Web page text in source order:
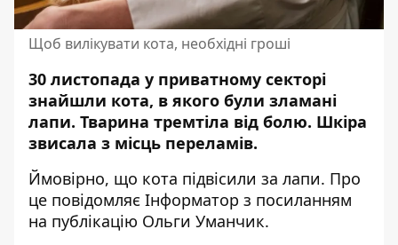
Щоб вилікувати кота, необхідні гроші
30 листопада у приватному секторі
знайшли кота, в якого були зламані
лапи. Тварина тремтіла від болю. Шкіра
звисала з місць переламів.
Ймовірно, що кота підвісили за лапи. Про
це повідомляє Інформатор з посиланням
на публікацію Ольги Уманчик.